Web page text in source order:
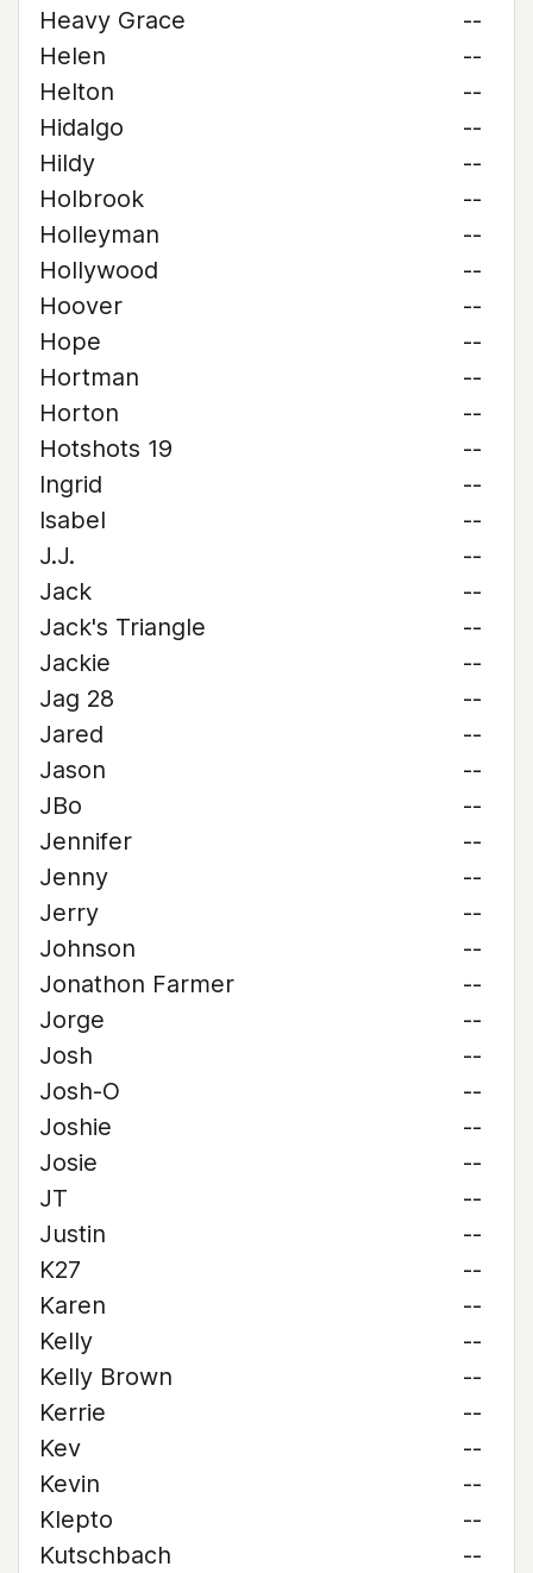
Heavy Grace
--
Helen
--
Helton
--
Hidalgo
--
Hildy
--
Holbrook
--
Holleyman
--
Hollywood
--
Hoover
--
Hope
--
Hortman
--
Horton
--
Hotshots 19
--
Ingrid
--
Isabel
--
J.J.
--
Jack
--
Jack's Triangle
--
Jackie
--
Jag 28
--
Jared
--
Jason
--
JBo
--
Jennifer
--
Jenny
--
Jerry
--
Johnson
--
Jonathon Farmer
--
Jorge
--
Josh
--
Josh-O
--
Joshie
--
Josie
--
JT
--
Justin
--
K27
--
Karen
--
Kelly
--
Kelly Brown
--
Kerrie
--
Kev
--
Kevin
--
Klepto
--
Kutschbach
--